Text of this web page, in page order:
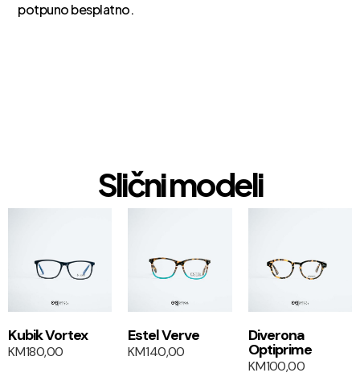
potpuno besplatno.
Slični modeli
1+1
Kubik Vortex
KM180,00
Estel Verve
KM140,00
1+1
Diverona
Optiprime
KM100,00